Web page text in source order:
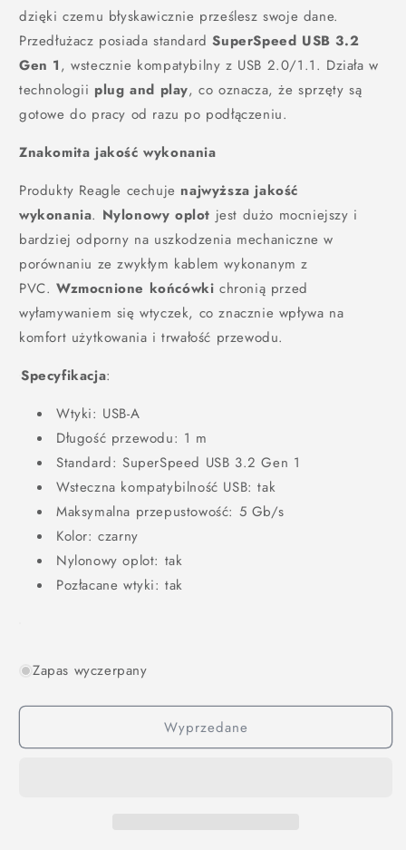
dzięki czemu błyskawicznie prześlesz swoje dane.
Przedłużacz posiada standardSuperSpeed USB 3.2
Gen 1, wstecznie kompatybilny z USB 2.0/1.1. Działa w
technologii plug and play, co oznacza, że sprzęty są
gotowe do pracy od razu po podłączeniu.
Znakomita jakość wykonania
Produkty Reagle cechuje najwyższa jakość
wykonania. Nylonowy oplot jest dużo mocniejszy i
bardziej odporny na uszkodzenia mechaniczne w
porównaniu ze zwykłym kablem wykonanym z
PVC. Wzmocnione końcówki chronią przed
wyłamywaniem się wtyczek, co znacznie wpływa na
komfort użytkowania i trwałość przewodu.
Specyfikacja:
Wtyki: USB-A
Długość przewodu: 1 m
Standard: SuperSpeed USB 3.2 Gen 1
Wsteczna kompatybilność USB: tak
Maksymalna przepustowość: 5 Gb/s
Kolor: czarny
Nylonowy oplot: tak
Pozłacane wtyki: tak
Zapas wyczerpany
Wyprzedane